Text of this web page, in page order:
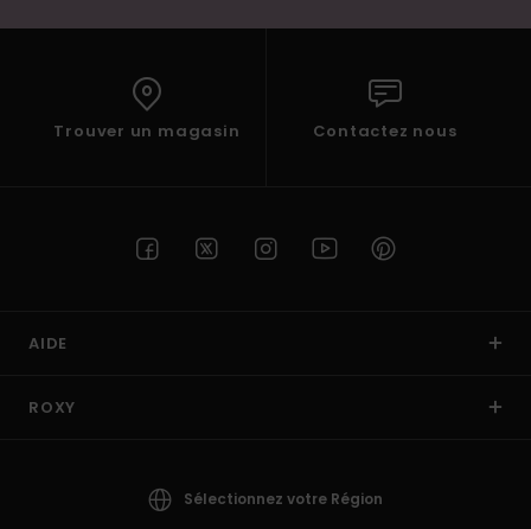
Trouver un magasin Contactez nous
AIDE
ROXY
Sélectionnez votre Région